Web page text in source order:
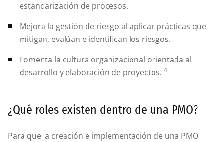
estandarización de procesos.
Mejora la gestión de riesgo al aplicar prácticas que
mitigan, evalúan e identifican los riesgos.
Fomenta la cultura organizacional orientada al
desarrollo y elaboración de proyectos. 4
¿Qué roles existen dentro de una PMO?
Para que la creación e implementación de una PMO